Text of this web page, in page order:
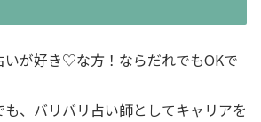
いが好き♡な方！ならだれでもOKで
、バリバリ占い師としてキャリアを